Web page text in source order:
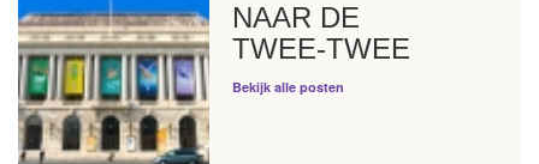
NAAR DE
TWEE-TWEE
Bekijk alle posten